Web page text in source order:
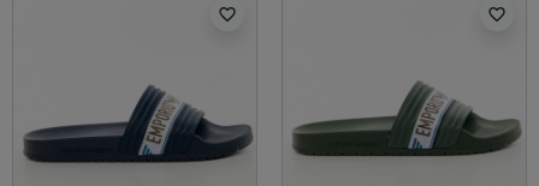
favorite_border favorite_border